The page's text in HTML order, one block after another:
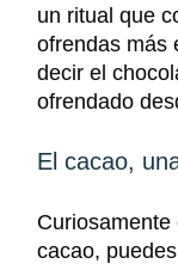
un ritual que
ofrendas más
decir el
ofrendado
El cacao,
cacao,